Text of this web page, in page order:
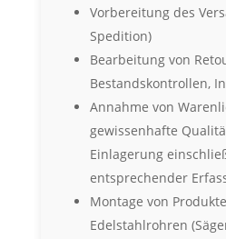
Vorbereitung des
Spedition)
Bearbeitung von
Bestandskontrollen,
Annahme von
gewissenhafte
Einlagerung
entsprechender
Montage von
Edelstahlrohren